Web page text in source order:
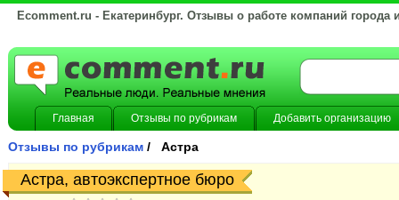
Ecomment.ru - Екатеринбург. Отзывы о работе компаний города
Главная Отзывы по рубрикам Добавить организацию
Отзывы по рубрикам / Астра
Астра, автоэкспертное бюро